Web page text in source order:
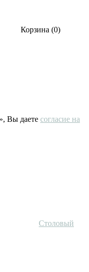
Корзина (0)
Вы даете согласие на
Столовый